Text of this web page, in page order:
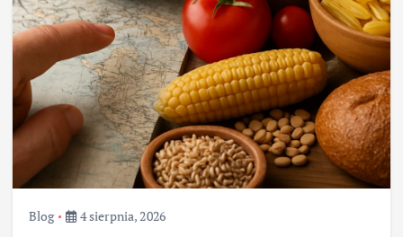
Blog 4 sierpnia, 2026